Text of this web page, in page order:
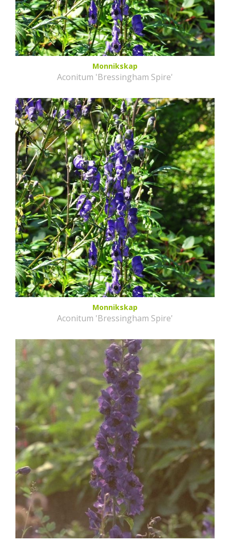
Monnikskap
Aconitum 'Bressingham Spire'
Monnikskap
Aconitum 'Bressingham Spire'